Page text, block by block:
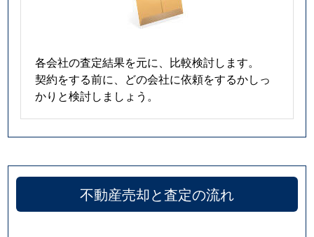
各会社の査定結果を元に、比較検討します。
契約をする前に、どの会社に依頼をするかしっ
かりと検討しましょう。
不動産売却と査定の流れ